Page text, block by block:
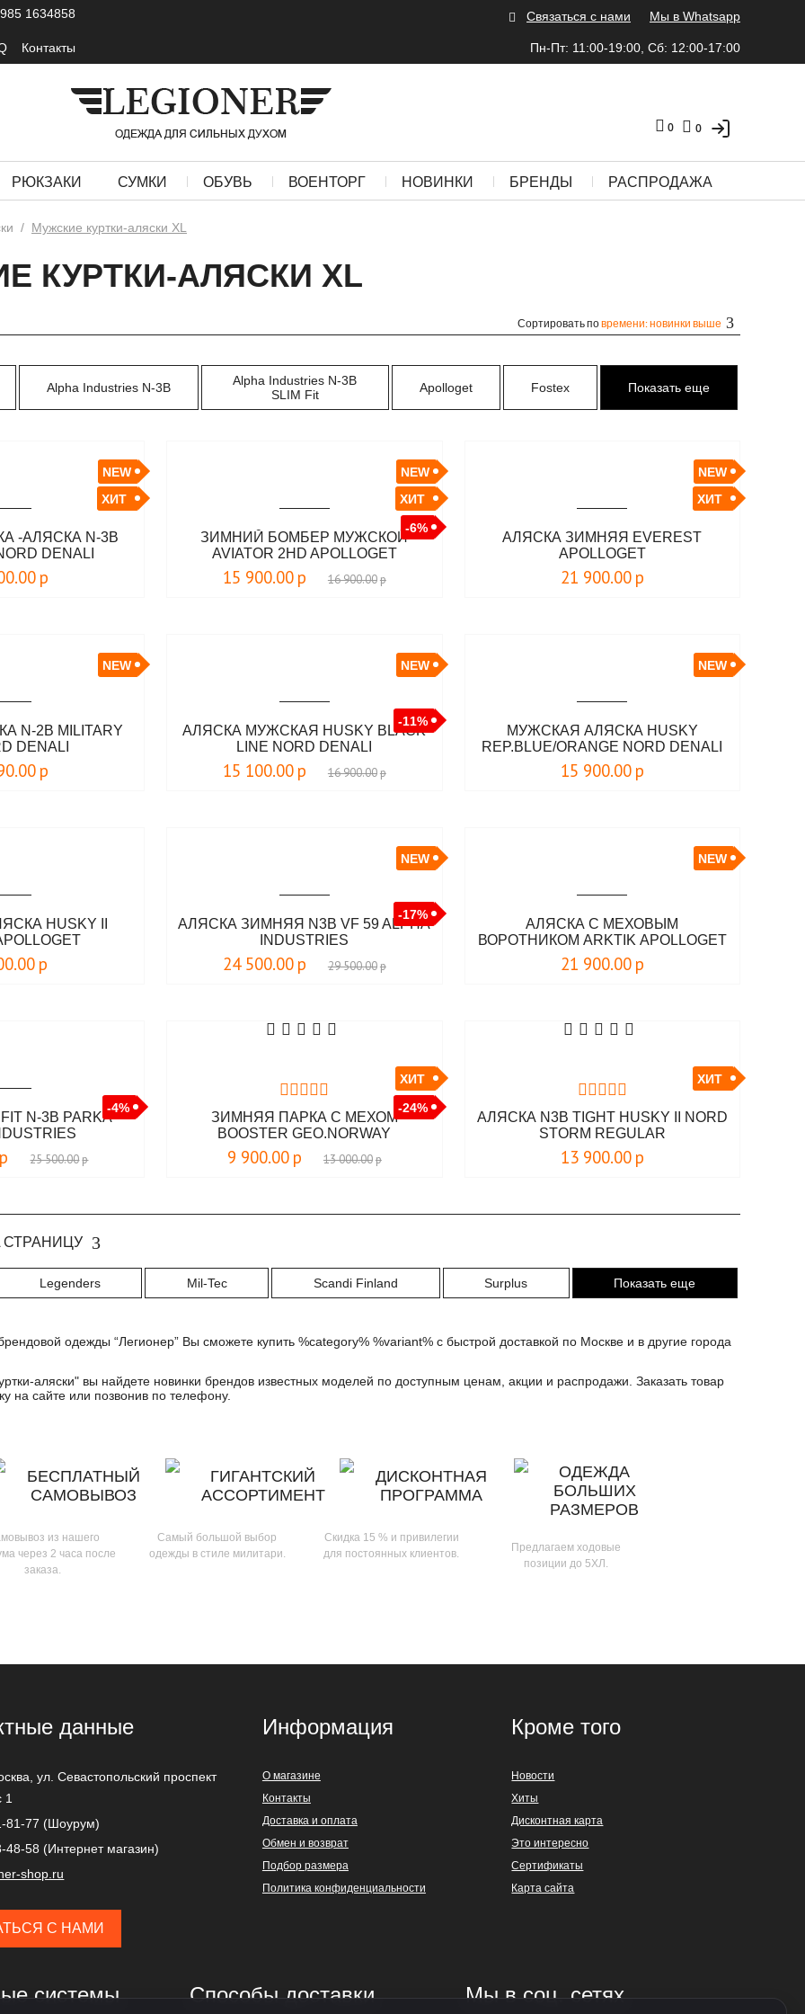
1634858 Связаться с нами Мы в Whatsapp
Контакты Пн-Пт: 11:00-19:00, Сб: 12:00-17:00
0
0
РЮКЗАКИ СУМКИ ОБУВЬ ВОЕНТОРГ НОВИНКИ БРЕНДЫ РАСПРОДАЖА
/ Мужские куртки-аляски XL
КУРТКИ-АЛЯСКИ XL
Сортировать повремени: новинки выше
Alpha Industries N-3B
Alpha Industries N-3B
SLIM Fit
Apolloget Fostex Показать еще
NEW
ХИТ
-АЛЯСКА N-3B
DENALI
р
-6%
NEW
ХИТ
ЗИМНИЙ БОМБЕР МУЖСКОЙ
AVIATOR 2HD APOLLOGET
15 900.00 р 16 900.00р
NEW
ХИТ
АЛЯСКА ЗИМНЯЯ EVEREST
APOLLOGET
21 900.00 р
NEW
N-2B MILITARY
DENALI
р
-11%
NEW
АЛЯСКА МУЖСКАЯ HUSKY BLACK
LINE NORD DENALI
15 100.00 р 16 900.00р
NEW
МУЖСКАЯ АЛЯСКА HUSKY
REP.BLUE/ORANGE NORD DENALI
15 900.00 р
HUSKY II
р
-17%
NEW
АЛЯСКА ЗИМНЯЯ N3B VF 59 ALPHA
INDUSTRIES
24 500.00 р 29 500.00р
NEW
АЛЯСКА С МЕХОВЫМ
ВОРОТНИКОМ ARKTIK АPOLLOGET
21 900.00 р
-4%
N-3B PARKA
р 25 500.00р
-24%
ХИТ
ЗИМНЯЯ ПАРКА С МЕХОМ
BOOSTER GEO.NORWAY
9 900.00 р 13 000.00р
ХИТ
АЛЯСКА N3B TIGHT HUSKY II NORD
STORM REGULAR
13 900.00 р
СТРАНИЦУ
Legenders Mil-Tec Scandi Finland Surplus Показать еще
одежды “Легионер” Вы сможете купить %category% %variant% с быстрой доставкой по Москве и в другие города
аляски" вы найдете новинки брендов известных моделей по доступным ценам, акции и распродажи. Заказать товар
на сайте или позвонив по телефону.
БЕСПЛАТНЫЙ
САМОВЫВОЗ
из нашего
через 2 часа после
заказа.
ГИГАНТСКИЙ
АССОРТИМЕНТ
Самый большой выбор
одежды в стиле милитари.
ДИСКОНТНАЯ
ПРОГРАММА
Скидка 15 % и привилегии
для постоянных клиентов.
ОДЕЖДА
БОЛЬШИХ
РАЗМЕРОВ
Предлагаем ходовые
позиции до 5ХЛ.
данные
,ул. Севастопольский проспект
1
81-77 (Шоурум)
48-58 (Интернет магазин)
shop.ru
С НАМИ
Информация
О магазине
Контакты
Доставка и оплата
Обмен и возврат
Подбор размера
Политика конфиденциальности
Кроме того
Новости
Хиты
Дисконтная карта
Это интересно
Сертификаты
Карта сайта
системы Способы доставки Мы в соц. сетях